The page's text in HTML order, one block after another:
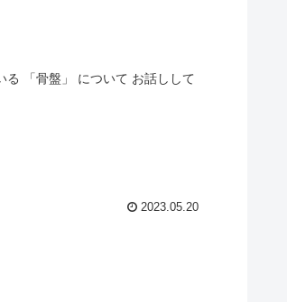
る 「骨盤」 について お話しして
2023.05.20